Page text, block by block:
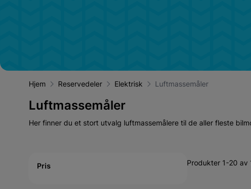
Hjem Reservedeler Elektrisk Luftmassemåler
Luftmassemåler
Her finner du et stort utvalg luftmassemålere til de aller fleste
Pris Produkter 1-20 av